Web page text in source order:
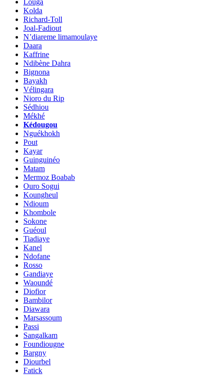
Kolda
Richard-Toll
Joal-Fadiout
N’diareme limamoulaye
Daara
Kaffrine
Ndibène Dahra
Bignona
Bayakh
Vélingara
Nioro du Rip
Sédhiou
Mékhé
Kédougou
Nguékhokh
Pout
Kayar
Guinguinéo
Matam
Mermoz Boabab
Ouro Sogui
Koungheul
Ndioum
Khombole
Sokone
Guéoul
Tiadiaye
Kanel
Ndofane
Rosso
Gandiaye
Waoundé
Diofior
Bambilor
Diawara
Marsassoum
Passi
Sangalkam
Foundiougne
Bargny
Diourbel
Fatick